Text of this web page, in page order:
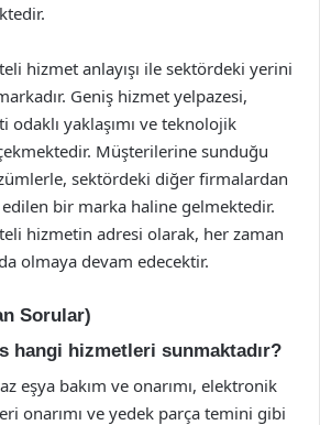
hizmet anlayışı ile sektördeki yerini
Geniş hizmet yelpazesi,
yaklaşımı ve teknolojik
Müşterilerine sunduğu
sektördeki diğer firmalardan
bir marka haline gelmektedir.
hizmetin adresi olarak, her zaman
olmaya devam edecektir.
Sorular)
hangi hizmetleri sunmaktadır?
eşya bakım ve onarımı, elektronik
onarımı ve yedek parça temini gibi